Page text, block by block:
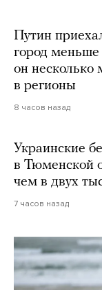
Путин
город меньше
он несколько
в регионы
8 часов назад
Украинские
в Тюменской
чем в двух
7 часов назад